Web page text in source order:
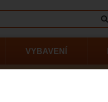
VYBAVENÍ